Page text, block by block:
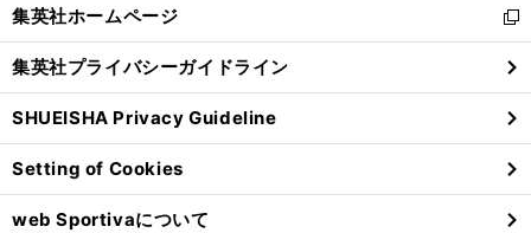
閉
る
集英社ホームページ
新
し
い
ウ
ィ
ン
ド
ウ
で
集英社プライバシーガイドライン
SHUEISHA Privacy Guideline
Setting of Cookies
web Sportivaについて